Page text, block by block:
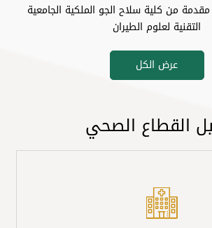
من كلية سلاح الجو الملكية الجامعية
التقنية لعلوم الطيران
2026/08/02
عرض الكل
القطاع الصحي